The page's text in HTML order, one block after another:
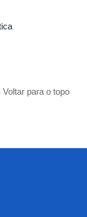
Voltar para o topo